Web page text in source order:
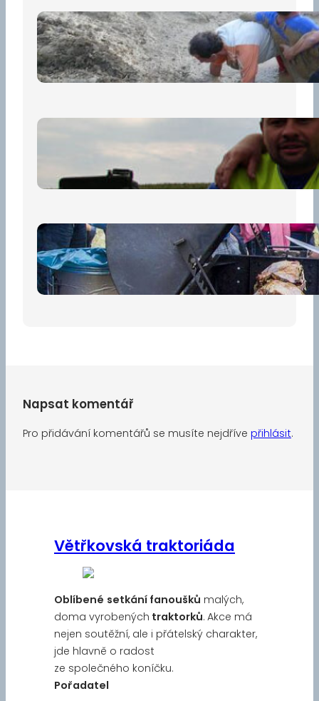
„Prase za prase“: Kdo doběhne
první, vyhraje!
30 června, 2026
Bezpečnost na prvním místě
15 května, 2026
Pro diváky
30 dubna, 2026
Napsat komentář
Pro přidávání komentářů se musíte nejdříve přihlásit.
Větřkovská traktoriáda
Oblíbené setkání fanoušků malých,
doma vyrobených traktorků. Akce má
nejen soutěžní, ale i přátelský charakter,
jde hlavně o radost
ze společného koníčku.
Pořadatel